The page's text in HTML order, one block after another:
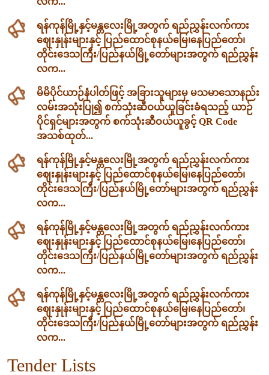
ရန်ကုန်မြို့နှင့်မန္တလေးမြို့အတွက် ရည်ညွှန်းလက်ကား
ဈေးနှုန်းများနှင့် ပြည်ထောင်စုနယ်မြေ၊နေပြည်တော်၊
တိုင်းဒေသကြီး/ပြည်နယ်မြို့တော်များအတွက် ရည်ညွှန်း
လက...
မိမိပိုင်ယာဉ်နံပါတ်ဖြင့် အခြားသူများမှ မသမာသောနည်း
လမ်းအသုံးပြု၍ စက်သုံးဆီဝယ်ယူခြင်းခံရသည့် ယာဉ်
ပိုင်ရှင်များအတွက် စက်သုံးဆီဝယ်ယူခွင့် QR Code
အသစ်ထုတ်...
ရန်ကုန်မြို့နှင့်မန္တလေးမြို့အတွက် ရည်ညွှန်းလက်ကား
ဈေးနှုန်းများနှင့် ပြည်ထောင်စုနယ်မြေ၊နေပြည်တော်၊
တိုင်းဒေသကြီး/ပြည်နယ်မြို့တော်များအတွက် ရည်ညွှန်း
လက...
ရန်ကုန်မြို့နှင့်မန္တလေးမြို့အတွက် ရည်ညွှန်းလက်ကား
ဈေးနှုန်းများနှင့် ပြည်ထောင်စုနယ်မြေ၊နေပြည်တော်၊
တိုင်းဒေသကြီး/ပြည်နယ်မြို့တော်များအတွက် ရည်ညွှန်း
လက...
ရန်ကုန်မြို့နှင့်မန္တလေးမြို့အတွက် ရည်ညွှန်းလက်ကား
ဈေးနှုန်းများနှင့် ပြည်ထောင်စုနယ်မြေ၊နေပြည်တော်၊
တိုင်းဒေသကြီး/ပြည်နယ်မြို့တော်များအတွက် ရည်ညွှန်း
လက...
Tender Lists